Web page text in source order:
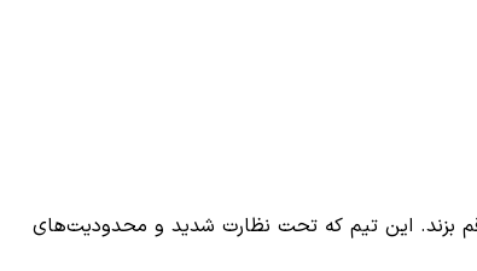
را رقم بزند. این تیم که تحت نظارت شدید و محدودیت‌های